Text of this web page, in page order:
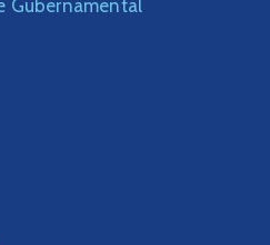
Gubernamental